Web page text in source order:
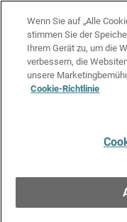
Cookie-Richtlinie
Datenschutzrichtlinie
Media & Brand Kit
Wenn Sie auf „Alle
stimmen Sie der
Ihrem Gerät zu, um die
verbessern, die
unsere
Cookie-Richtlinie